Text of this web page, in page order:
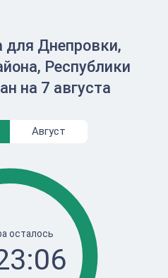
для Днепровки,
Республики
на 7 августа
Август
осталось